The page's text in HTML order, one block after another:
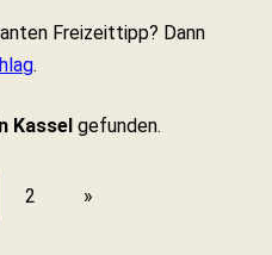
Freizeittipp? Dann
.
Kassel gefunden.
2 »